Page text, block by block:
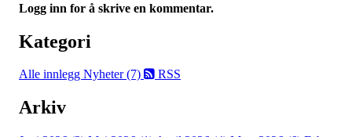
Logg inn for å skrive en kommentar.
Kategori
Alle innlegg Nyheter (7) RSS
Arkiv